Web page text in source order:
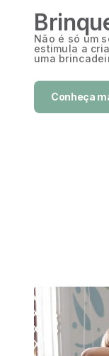
Não é só um
estimula a
uma
Conheça